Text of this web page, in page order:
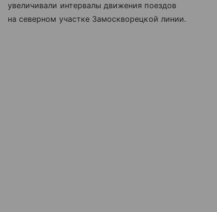
увеличивали интервалы движения поездов
на северном участке Замоскворецкой линии.